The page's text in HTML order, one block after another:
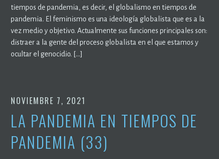
tiempos de pandemia, es decir, el globalismo en tiempos de
pandemia. El feminismo es una ideología globalista que es a la
vez medio y objetivo. Actualmente sus funciones principales son:
distraer a la gente del proceso globalista en el que estamos y
ocultar el genocidio. […]
NOVIEMBRE 7, 2021
LA PANDEMIA EN TIEMPOS DE
PANDEMIA (33)